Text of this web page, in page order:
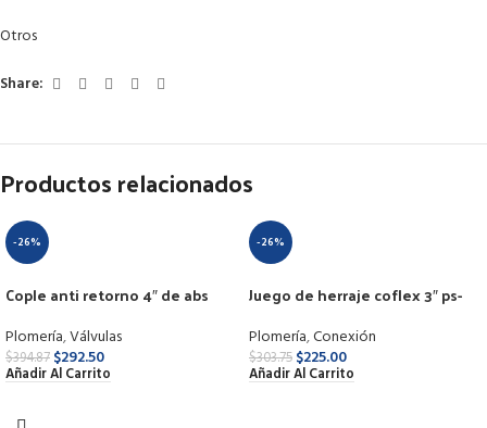
Otros
Share:
Productos relacionados
-26%
Cople anti retorno 4″ de abs
Plomería,Válvulas
$394.87 $292.50
Añadir Al Carrito
-26%
Juego de herraje coflex 3″ ps-
Plomería,Conexión
$303.75 $225.00
Añadir Al Carrito